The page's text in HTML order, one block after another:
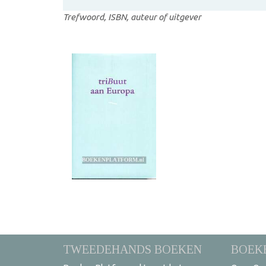
Trefwoord, ISBN, auteur of uitgever
TWEEDEHANDS BOEKEN